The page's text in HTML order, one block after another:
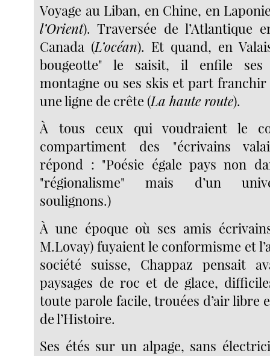
Voyage au Liban, en Chine, en
l’Orient). Traversée de l’Atlantique
Canada (L’océan). Et quand, en
bougeotte" le saisit, il enfile ses
montagne ou ses skis et part
une ligne de crête (La haute route).
À tous ceux qui voudraient le
compartiment des "écrivains
répond : "Poésie égale pays non
"régionalisme" mais d’un
soulignons.)
À une époque où ses amis
M.Lovay) fuyaient le conformisme et
société suisse, Chappaz pensait
paysages de roc et de glace,
toute parole facile, trouées d’air libre
de l’Histoire.
Ses étés sur un alpage, sans